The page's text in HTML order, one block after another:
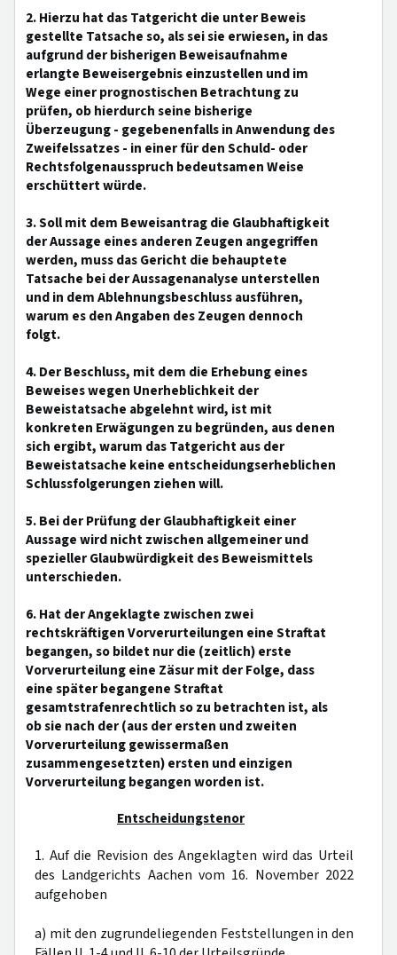
2. Hierzu hat das Tatgericht die unter Beweis
gestellte Tatsache so, als sei sie erwiesen, in das
aufgrund der bisherigen Beweisaufnahme
erlangte Beweisergebnis einzustellen und im
Wege einer prognostischen Betrachtung zu
prüfen, ob hierdurch seine bisherige
Überzeugung - gegebenenfalls in Anwendung des
Zweifelssatzes - in einer für den Schuld- oder
Rechtsfolgenausspruch bedeutsamen Weise
erschüttert würde.
3. Soll mit dem Beweisantrag die Glaubhaftigkeit
der Aussage eines anderen Zeugen angegriffen
werden, muss das Gericht die behauptete
Tatsache bei der Aussagenanalyse unterstellen
und in dem Ablehnungsbeschluss ausführen,
warum es den Angaben des Zeugen dennoch
folgt.
4. Der Beschluss, mit dem die Erhebung eines
Beweises wegen Unerheblichkeit der
Beweistatsache abgelehnt wird, ist mit
konkreten Erwägungen zu begründen, aus denen
sich ergibt, warum das Tatgericht aus der
Beweistatsache keine entscheidungserheblichen
Schlussfolgerungen ziehen will.
5. Bei der Prüfung der Glaubhaftigkeit einer
Aussage wird nicht zwischen allgemeiner und
spezieller Glaubwürdigkeit des Beweismittels
unterschieden.
6. Hat der Angeklagte zwischen zwei
rechtskräftigen Vorverurteilungen eine Straftat
begangen, so bildet nur die (zeitlich) erste
Vorverurteilung eine Zäsur mit der Folge, dass
eine später begangene Straftat
gesamtstrafenrechtlich so zu betrachten ist, als
ob sie nach der (aus der ersten und zweiten
Vorverurteilung gewissermaßen
zusammengesetzten) ersten und einzigen
Vorverurteilung begangen worden ist.
Entscheidungstenor
1. Auf die Revision des Angeklagten wird das Urteil
des Landgerichts Aachen vom 16. November 2022
aufgehoben
a) mit den zugrundeliegenden Feststellungen in den